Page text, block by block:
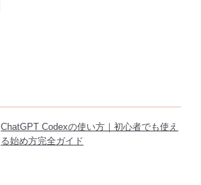
ChatGPT Codexの使い方｜初心者でも使え
る始め方完全ガイド